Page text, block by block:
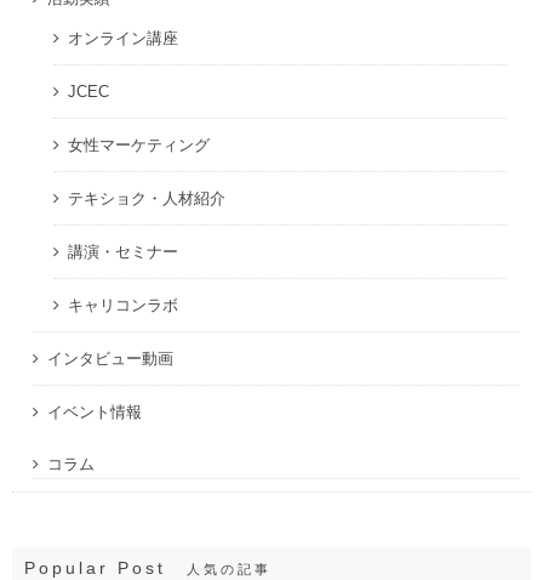
オンライン講座
JCEC
女性マーケティング
テキショク・人材紹介
講演・セミナー
キャリコンラボ
インタビュー動画
イベント情報
コラム
Popular Post 人気の記事